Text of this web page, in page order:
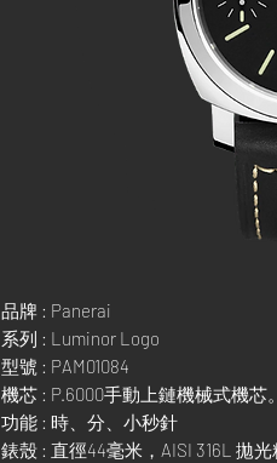
品牌 : Panerai
系列 : Luminor Logo
型號 : PAM01084
機芯 : P.6000手動上鏈機械式機芯
功能 : 時、分、小秒針
錶殼 : 直徑44毫米，AISI 316L 拋